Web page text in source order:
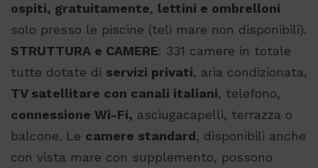
ospiti, gratuitamente, lettini e ombrelloni
solo presso le piscine (teli mare non disponibili).
STRUTTURA e CAMERE: 331 camere in totale
tutte dotate di servizi privati, aria condizionata,
TV satellitare con canali italiani, telefono,
connessione Wi-Fi, asciugacapelli, terrazza o
balcone. Le camere standard, disponibili anche
con vista mare con supplemento, possono